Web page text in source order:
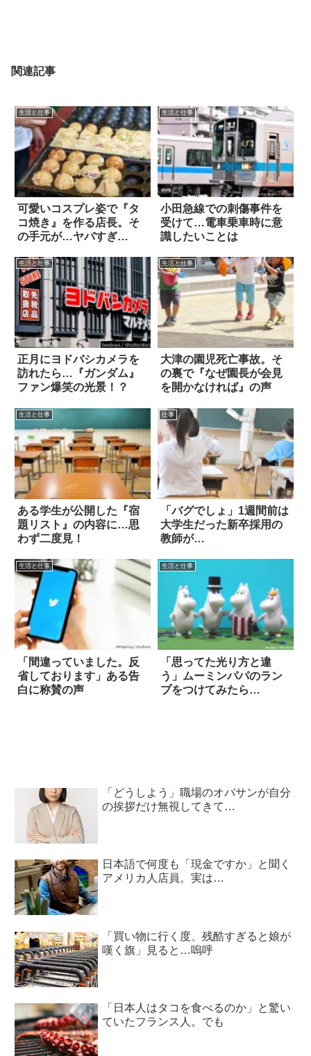
関連記事
生活と仕事
可愛いコスプレ姿で『タ
コ焼き』を作る店長。そ
の手元が…ヤバすぎ
生活と仕事
小田急線での刺傷事件を
受けて…電車乗車時に意
識したいことは
生活と仕事
正月にヨドバシカメラを
訪れたら…『ガンダム』
ファン爆笑の光景！？
生活と仕事
大津の園児死亡事故。そ
の裏で『なぜ園長が会見
を開かなければ』の声
生活と仕事
ある学生が公開した『宿
題リスト』の内容に…思
わず二度見！
仕事
「バグでしょ」1週間前は
大学生だった新卒採用の
教師が…
生活と仕事
「間違っていました。反
省しております」ある告
白に称賛の声
生活と仕事
「思ってた光り方と違
う」ムーミンパパのラン
プをつけてみたら…
「どうしよう」職場のオバサンが自分
の挨拶だけ無視してきて…
日本語で何度も「現金ですか」と聞く
アメリカ人店員。実は…
「買い物に行く度、残酷すぎると娘が
嘆く旗」見ると…嗚呼
「日本人はタコを食べるのか」と驚い
ていたフランス人。でも